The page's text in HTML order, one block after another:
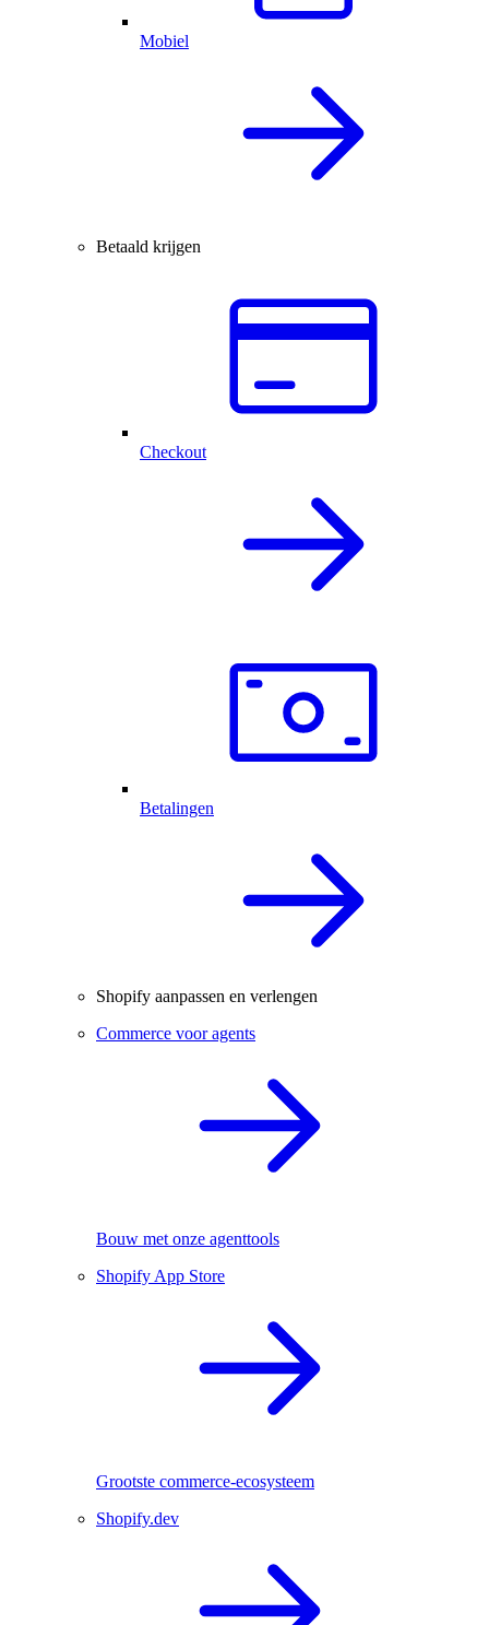
Mobiel
Betaald krijgen
Checkout
Betalingen
Shopify aanpassen en verlengen
Commerce voor agents
Bouw met onze agenttools
Shopify App Store
Grootste commerce-ecosysteem
Shopify.dev